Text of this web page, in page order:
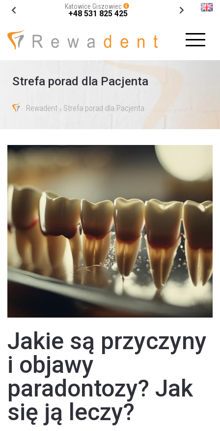
Katowice Giszowiec
+48 531 825 425
Strefa porad dla Pacjenta
Rewadent › Strefa porad dla Pacjenta
Jakie są przyczyny
i objawy
paradontozy? Jak
się ją leczy?